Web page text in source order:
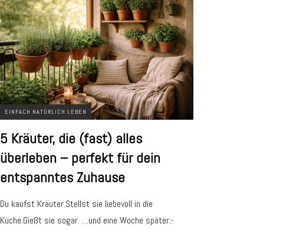
EINFACH NATÜRLICH LEBEN
5 Kräuter, die (fast) alles
überleben – perfekt für dein
entspanntes Zuhause
Du kaufst Kräuter.Stellst sie liebevoll in die
Küche.Gießt sie sogar. …und eine Woche später:-